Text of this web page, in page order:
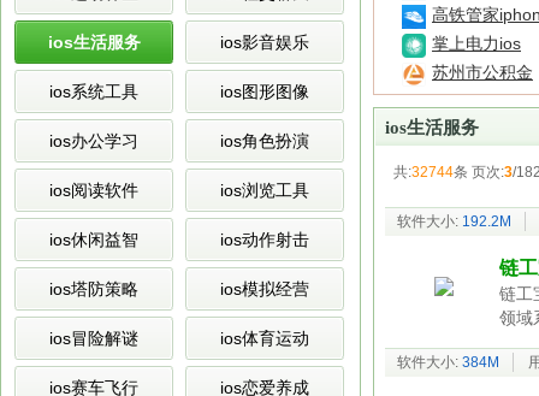
ios生活服务 ios影音娱乐
ios系统工具 ios图形图像
ios办公学习 ios角色扮演
ios阅读软件 ios浏览工具
ios休闲益智 ios动作射击
ios塔防策略 ios模拟经营
ios冒险解谜 ios体育运动
ios赛车飞行 ios恋爱养成
高铁管家
掌上电力ios
苏州市公积金
ios生活服务
共:32744条 页次:3/
软件大小: 192.2M
链
链工
领域
软件大小: 384M